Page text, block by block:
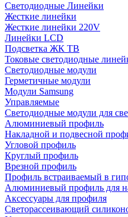
Светодиодные Линейки
Жесткие линейки
Жесткие линейки 220V
Линейки LCD
Подсветка ЖК ТВ
Токовые светодиодные
Светодиодные модули
Герметичные модули
Модули Samsung
Управляемые
Светодиодные модули для
Алюминиевый профиль
Накладной и подвесной
Угловой профиль
Круглый профиль
Врезной профиль
Профиль встраиваемый в
Алюминиевый профиль для
Аксессуары для профиля
Светорассеивающий